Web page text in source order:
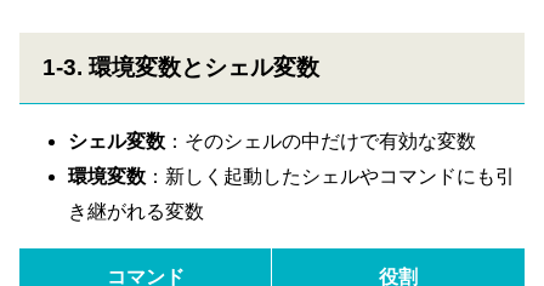
1-3. 環境変数とシェル変数
シェル変数 ：そのシェルの中だけで有効な変数
環境変数 ：新しく起動したシェルやコマンドにも引
き継がれる変数
コマンド 役割